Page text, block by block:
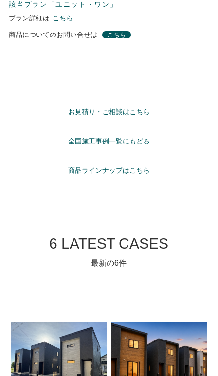
該当プラン「ユニット・ワン」
プラン詳細は こちら
商品についてのお問い合せは こちら
お見積り・ご相談はこちら
全国施工事例一覧にもどる
商品ラインナップはこちら
6 LATEST CASES
最新の6件